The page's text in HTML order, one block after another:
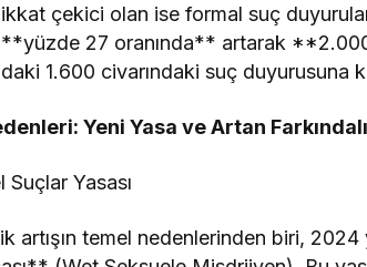
çekici olan ise formal suç
**yüzde 27 oranında** artarak
1.600 civarındaki suç duyurusuna
Yeni Yasa ve Artan
Suçlar Yasası
artışın temel nedenlerinden biri,